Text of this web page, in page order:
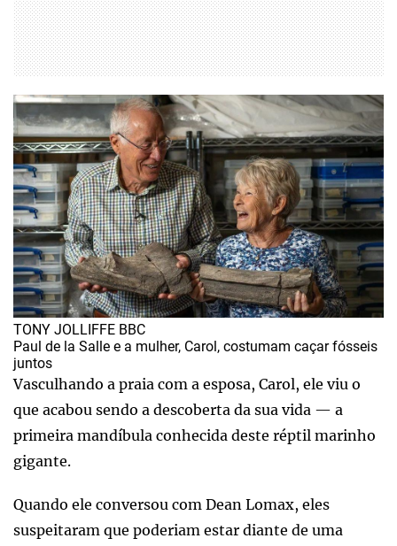
TONY JOLLIFFE BBC
Paul de la Salle e a mulher, Carol, costumam caçar fósseis
juntos
Vasculhando a praia com a esposa, Carol, ele viu o
que acabou sendo a descoberta da sua vida — a
primeira mandíbula conhecida deste réptil marinho
gigante.
Quando ele conversou com Dean Lomax, eles
suspeitaram que poderiam estar diante de uma